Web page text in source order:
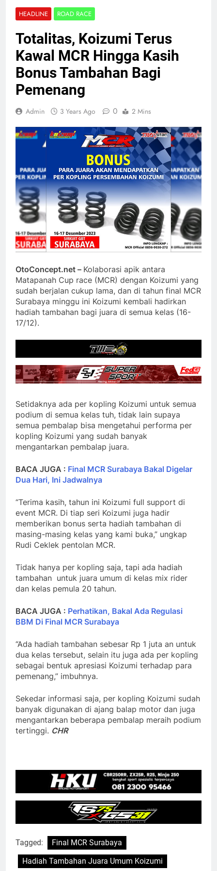
HEADLINE ROAD RACE
Totalitas, Koizumi Terus
Kawal MCR Hingga Kasih
Bonus Tambahan Bagi
Pemenang
Admin 3 Years Ago 0 2 Mins
OtoConcept.net – Kolaborasi apik antara
Matapanah Cup race (MCR) dengan Koizumi yang
sudah berjalan cukup lama, dan di tahun final MCR
Surabaya minggu ini Koizumi kembali hadirkan
hadiah tambahan bagi juara di semua kelas (16-
17/12).
Setidaknya ada per kopling Koizumi untuk semua
podium di semua kelas tuh, tidak lain supaya
semua pembalap bisa mengetahui performa per
kopling Koizumi yang sudah banyak
mengantarkan pembalap juara.
BACA JUGA : Final MCR Surabaya Bakal Digelar
Dua Hari, Ini Jadwalnya
“Terima kasih, tahun ini Koizumi full support di
event MCR. Di tiap seri Koizumi juga hadir
memberikan bonus serta hadiah tambahan di
masing-masing kelas yang kami buka,” ungkap
Rudi Ceklek pentolan MCR.
Tidak hanya per kopling saja, tapi ada hadiah
tambahan untuk juara umum di kelas mix rider
dan kelas pemula 20 tahun.
BACA JUGA : Perhatikan, Bakal Ada Regulasi
BBM Di Final MCR Surabaya
“Ada hadiah tambahan sebesar Rp 1 juta an untuk
dua kelas tersebut, selain itu juga ada per kopling
sebagai bentuk apresiasi Koizumi terhadap para
pemenang,” imbuhnya.
Sekedar informasi saja, per kopling Koizumi sudah
banyak digunakan di ajang balap motor dan juga
mengantarkan beberapa pembalap meraih podium
tertinggi. CHR
Tagged:
Final MCR Surabaya
Hadiah Tambahan Juara Umum Koizumi